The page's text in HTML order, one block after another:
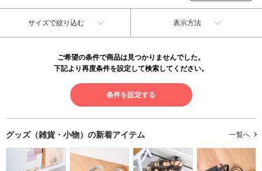
サイズで絞り込む 表示方法
ご希望の条件で商品は見つかりませんでした。
下記より再度条件を設定して検索してください。
条件を設定する
グッズ（雑貨・小物）の新着アイテム 一覧へ